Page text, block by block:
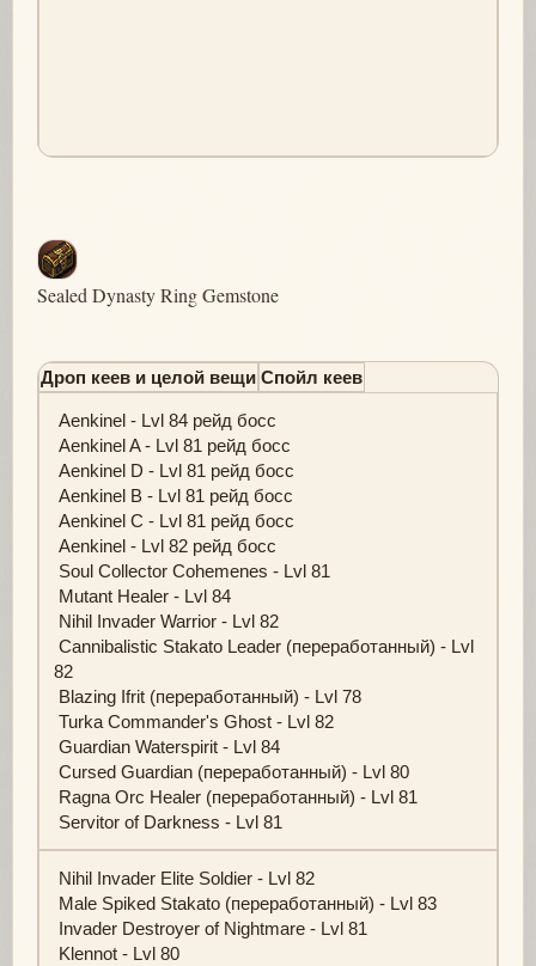
Sealed Dynasty Ring Gemstone
Дроп кеев и целой вещи Спойл кеев
Aenkinel - Lvl 84 рейд босс
Aenkinel A - Lvl 81 рейд босс
Aenkinel D - Lvl 81 рейд босс
Aenkinel B - Lvl 81 рейд босс
Aenkinel C - Lvl 81 рейд босс
Aenkinel - Lvl 82 рейд босс
Soul Collector Cohemenes - Lvl 81
Mutant Healer - Lvl 84
Nihil Invader Warrior - Lvl 82
Cannibalistic Stakato Leader (переработанный) - Lvl
82
Blazing Ifrit (переработанный) - Lvl 78
Turka Commander's Ghost - Lvl 82
Guardian Waterspirit - Lvl 84
Cursed Guardian (переработанный) - Lvl 80
Ragna Orc Healer (переработанный) - Lvl 81
Servitor of Darkness - Lvl 81
Nihil Invader Elite Soldier - Lvl 82
Male Spiked Stakato (переработанный) - Lvl 83
Invader Destroyer of Nightmare - Lvl 81
Klennot - Lvl 80